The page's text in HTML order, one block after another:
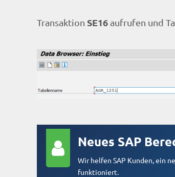
Transaktion SE16aufrufen und
Neues SAP
Wir helfen SAP Kunden, ein
funktioniert.